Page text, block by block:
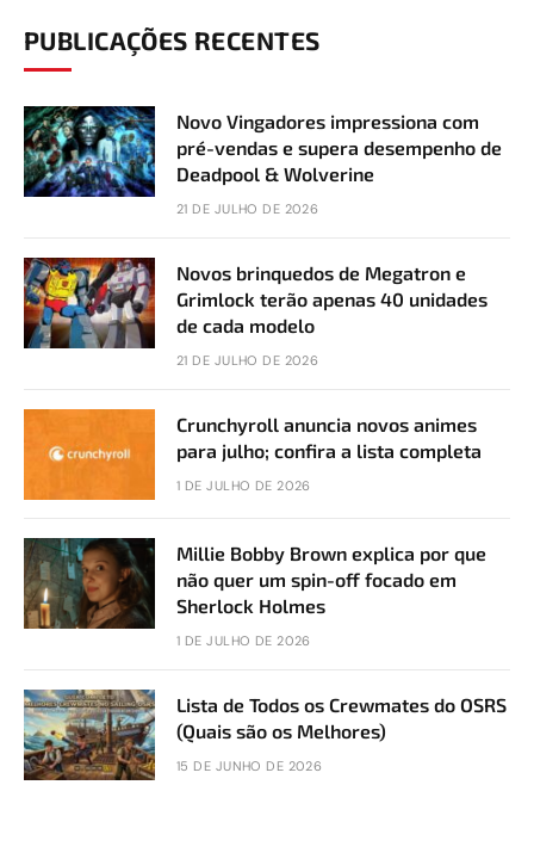
PUBLICAÇÕES RECENTES
Novo Vingadores impressiona com
pré-vendas e supera desempenho de
Deadpool & Wolverine
21 DE JULHO DE 2026
Novos brinquedos de Megatron e
Grimlock terão apenas 40 unidades
de cada modelo
21 DE JULHO DE 2026
Crunchyroll anuncia novos animes
para julho; confira a lista completa
1 DE JULHO DE 2026
Millie Bobby Brown explica por que
não quer um spin-off focado em
Sherlock Holmes
1 DE JULHO DE 2026
Lista de Todos os Crewmates do OSRS
(Quais são os Melhores)
15 DE JUNHO DE 2026